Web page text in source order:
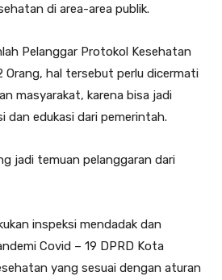
di area-area publik.
Pelanggar Protokol Kesehatan
Orang, hal tersebut perlu dicermati
masyarakat, karena bisa jadi
dan edukasi dari pemerintah.
jadi temuan pelanggaran dari
inspeksi mendadak dan
Covid – 19 DPRD Kota
yang sesuai dengan aturan